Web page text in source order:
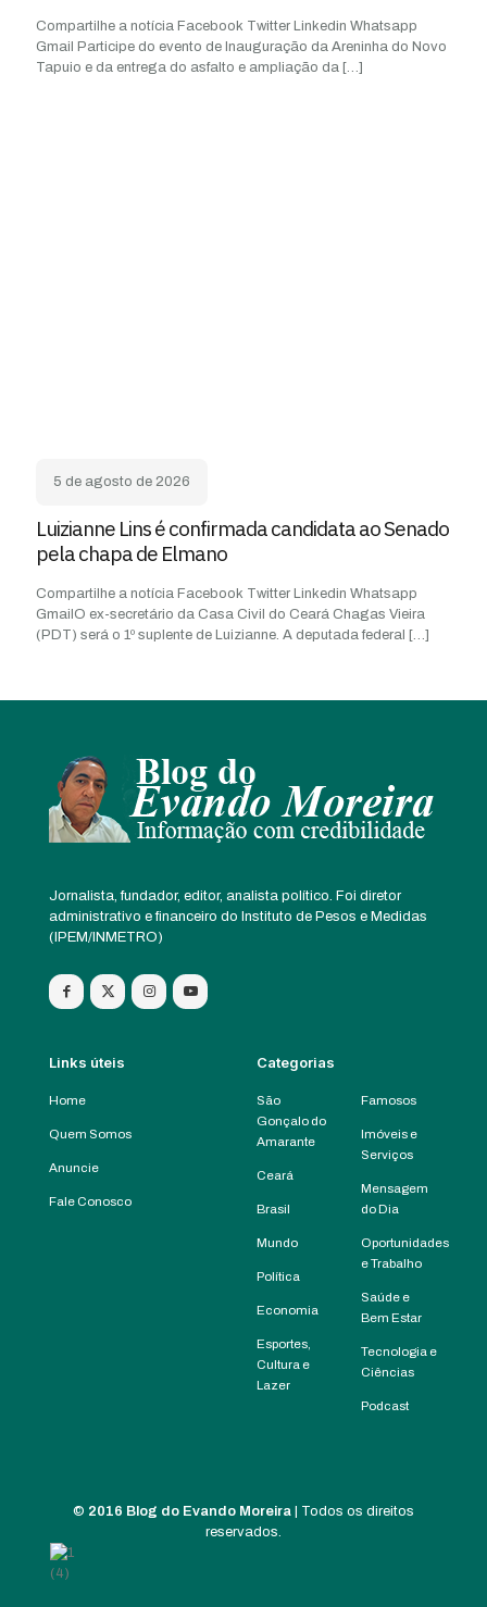
Compartilhe a notícia Facebook Twitter Linkedin Whatsapp
Gmail Participe do evento de Inauguração da Areninha do Novo
Tapuio e da entrega do asfalto e ampliação da […]
5 de agosto de 2026
Luizianne Lins é confirmada candidata ao Senado
pela chapa de Elmano
Compartilhe a notícia Facebook Twitter Linkedin Whatsapp
GmailO ex-secretário da Casa Civil do Ceará Chagas Vieira
(PDT) será o 1º suplente de Luizianne. A deputada federal […]
Jornalista, fundador, editor, analista político. Foi diretor
administrativo e financeiro do Instituto de Pesos e Medidas
(IPEM/INMETRO)
Links úteis
Home
Quem Somos
Anuncie
Fale Conosco
Categorias
São
Gonçalo do
Amarante
Ceará
Brasil
Mundo
Política
Economia
Esportes,
Cultura e
Lazer
Famosos
Imóveis e
Serviços
Mensagem
do Dia
Oportunidades
e Trabalho
Saúde e
Bem Estar
Tecnologia e
Ciências
Podcast
© 2016 Blog do Evando Moreira | Todos os direitos
reservados.